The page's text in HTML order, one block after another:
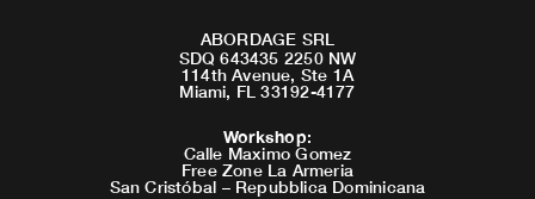
ABORDAGE SRL
SDQ 643435 2250 NW
114th Avenue, Ste 1A
Miami, FL 33192-4177
Workshop:
Calle Maximo Gomez
Free Zone La Armeria
San Cristóbal – Repubblica Dominicana